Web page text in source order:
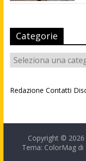
Categorie
Categorie
Redazione Contatti
Copyright © 2026
Tema: ColorMag di